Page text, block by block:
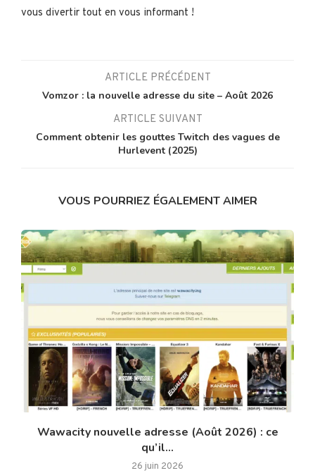
vous divertir tout en vous informant !
ARTICLE PRÉCÉDENT
Vomzor : la nouvelle adresse du site – Août 2026
ARTICLE SUIVANT
Comment obtenir les gouttes Twitch des vagues de
Hurlevent (2025)
VOUS POURRIEZ ÉGALEMENT AIMER
Wawacity nouvelle adresse (Août 2026) : ce
qu’il...
26 juin 2026